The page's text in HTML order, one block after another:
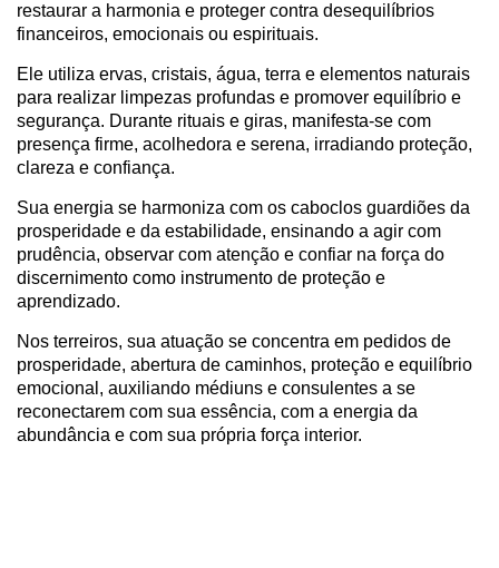
restaurar a harmonia e proteger contra desequilíbrios
financeiros, emocionais ou espirituais.
Ele utiliza ervas, cristais, água, terra e elementos naturais
para realizar limpezas profundas e promover equilíbrio e
segurança. Durante rituais e giras, manifesta-se com
presença firme, acolhedora e serena, irradiando proteção,
clareza e confiança.
Sua energia se harmoniza com os caboclos guardiões da
prosperidade e da estabilidade, ensinando a agir com
prudência, observar com atenção e confiar na força do
discernimento como instrumento de proteção e
aprendizado.
Nos terreiros, sua atuação se concentra em pedidos de
prosperidade, abertura de caminhos, proteção e equilíbrio
emocional, auxiliando médiuns e consulentes a se
reconectarem com sua essência, com a energia da
abundância e com sua própria força interior.